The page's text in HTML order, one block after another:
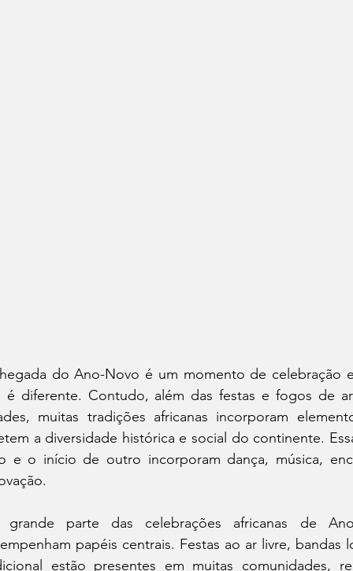
do Ano-Novo é um momento de
é diferente. Contudo, além das festas e fogos de
muitas tradições africanas incorporam
a diversidade histórica e social do continente.
e o início de outro incorporam dança, música,
grande parte das celebrações africanas de
papéis centrais. Festas ao ar livre, bandas
estão presentes em muitas comunidades,